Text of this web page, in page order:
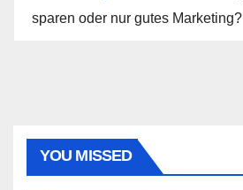
sparen oder nur gutes Marketing?
YOU MISSED